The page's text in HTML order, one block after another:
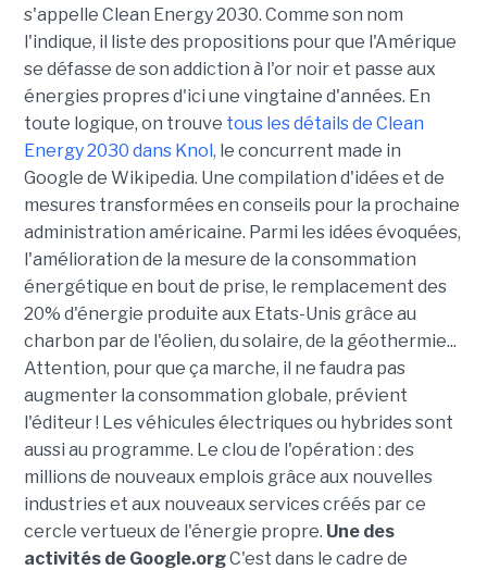
s'appelle Clean Energy 2030. Comme son nom
l'indique, il liste des propositions pour que l'Amérique
se défasse de son addiction à l'or noir et passe aux
énergies propres d'ici une vingtaine d'années. En
toute logique, on trouve tous les détails de Clean
Energy 2030 dans Knol, le concurrent made in
Google de Wikipedia. Une compilation d'idées et de
mesures transformées en conseils pour la prochaine
administration américaine. Parmi les idées évoquées,
l'amélioration de la mesure de la consommation
énergétique en bout de prise, le remplacement des
20% d'énergie produite aux Etats-Unis grâce au
charbon par de l'éolien, du solaire, de la géothermie...
Attention, pour que ça marche, il ne faudra pas
augmenter la consommation globale, prévient
l'éditeur ! Les véhicules électriques ou hybrides sont
aussi au programme. Le clou de l'opération : des
millions de nouveaux emplois grâce aux nouvelles
industries et aux nouveaux services créés par ce
cercle vertueux de l'énergie propre. Une des
activités de Google.orgC'est dans le cadre de